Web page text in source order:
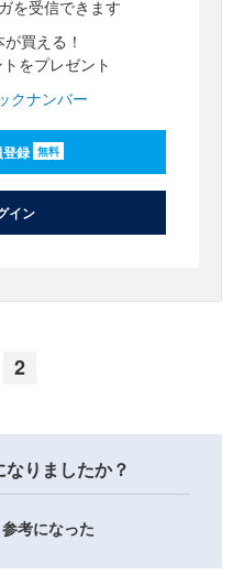
を受信できます
買える！
をプレゼント
クナンバー
登録 無料
イン
2
りましたか？
参考になった